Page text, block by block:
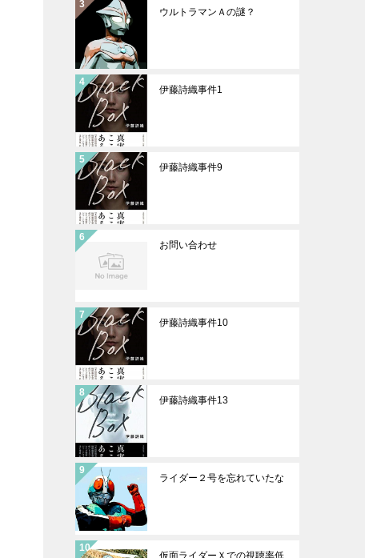
ウルトラマンＡの謎？
伊藤詩織事件1
伊藤詩織事件9
お問い合わせ
伊藤詩織事件10
伊藤詩織事件13
ライダー２号を忘れていたな
仮面ライダーＸでの視聴率低